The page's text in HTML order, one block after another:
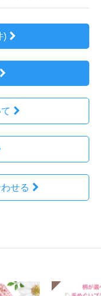
)
せる